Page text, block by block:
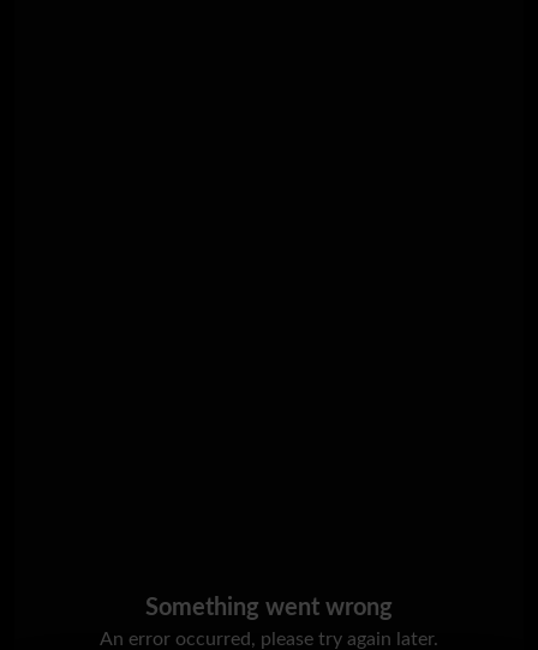
Something went wrong
An error occurred, please try again later.